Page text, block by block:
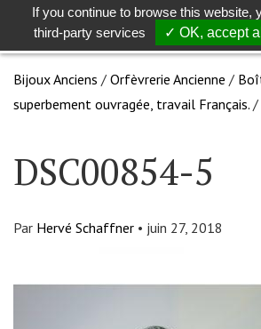
Bijoux Anciens / Orfèvrerie Ancienne /
superbement ouvragée, travail Français. /
DSC00854-5
Par Hervé Schaffner • juin 27, 2018
If you continue to browse this website,
third-party services
✓ OK, accept all